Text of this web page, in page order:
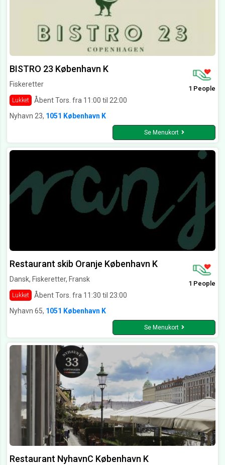
BISTRO 23 København K
Fiskeretter
Lukket Åbent Tors. fra 11:00 til 22:00
1 People
Nyhavn 23, 1051 København K
Se Menukort
Restaurant skib Oranje København K
Dansk, Fiskeretter, Fransk
Lukket Åbent Tors. fra 11:30 til 23:00
1 People
Nyhavn 65, 1051 København K
Se Menukort
Restaurant NyhavnC København K